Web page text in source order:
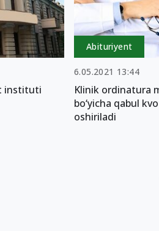
instituti
Abituriyent
6.05.2021 13:44
Klinik ordinatura
bo‘yicha qabul
oshiriladi